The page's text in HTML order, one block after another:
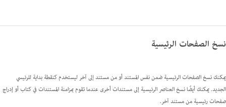
نسخ الصفحات الرئيسية
يمكنك نسخ الصفحات الرئيسية ضمن نفس المستند أو من مستند إلى آخر ليستخدم كنقطة بداية للرئيسي
الجديد. يمكنك أيضًا نسخ العناصر الرئيسية إلى مستندات أخرى عندما تقوم بمزامنة المستندات في كتاب أو إدراج
صفحات رئيسية من مستند آخر.